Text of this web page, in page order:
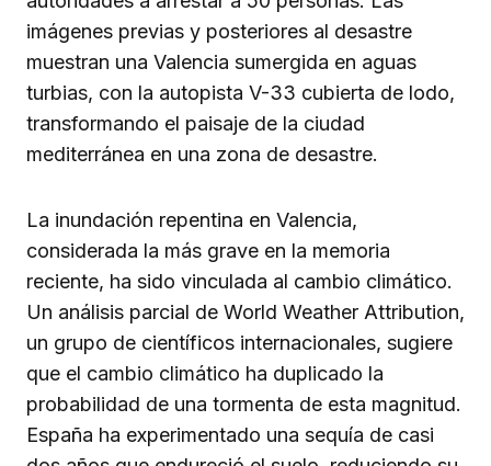
imágenes previas y posteriores al desastre
muestran una Valencia sumergida en aguas
turbias, con la autopista V-33 cubierta de lodo,
transformando el paisaje de la ciudad
mediterránea en una zona de desastre.
La inundación repentina en Valencia,
considerada la más grave en la memoria
reciente, ha sido vinculada al cambio climático.
Un análisis parcial de World Weather Attribution,
un grupo de científicos internacionales, sugiere
que el cambio climático ha duplicado la
probabilidad de una tormenta de esta magnitud.
España ha experimentado una sequía de casi